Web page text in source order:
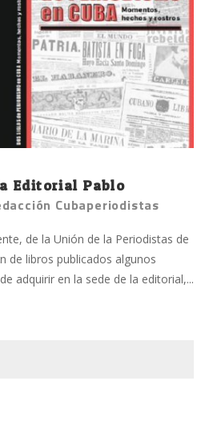
Editorial Pablo
Cubaperiodistas
de la Unión de la Periodistas de
de libros publicados algunos
adquirir en la sede de la editorial,...